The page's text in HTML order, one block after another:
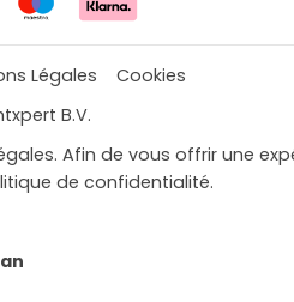
Légales
Cookies
B.V.
Afin de vous offrir une
de confidentialité.